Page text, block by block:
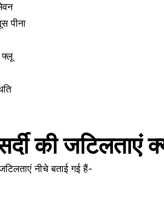
पीना
फ्लू
की जटिलताएं
नीचे बताई गई हैं-